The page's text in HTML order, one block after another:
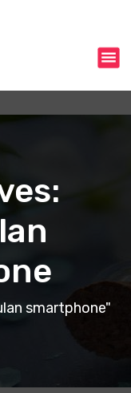
smartphone"